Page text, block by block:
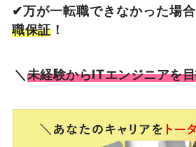
✔︎万が一転職できなかった場合
職保証！
＼ 未経験からITエンジニアを